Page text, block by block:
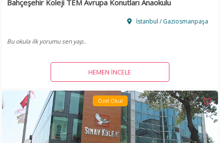
Bahçeşehir Koleji TEM Avrupa Konutları Anaokulu
İstanbul / Gaziosmanpaşa
Bu okula ilk yorumu sen yap..
HEMEN İNCELE
Özel Okul